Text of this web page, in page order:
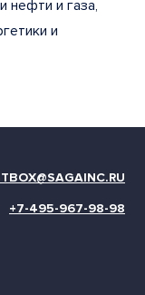
нефти и газа,
и
+7-495-967-98-98